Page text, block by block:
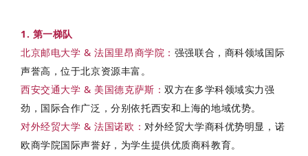
1. 第一梯队
北京邮电大学 & 法国里昂商学院 ： 强强联合，商科领域国际
声誉高，位于北京资源丰富。
西安交通大学 & 美国德克萨斯 ：双方在多学科领域实力强
劲，国际合作广泛，分别依托西安和上海的地域优势。
对外经贸大学 & 法国诺欧 ：对外经贸大学商科优势明显，诺
欧商学院国际声誉好，为学生提供优质商科教育。